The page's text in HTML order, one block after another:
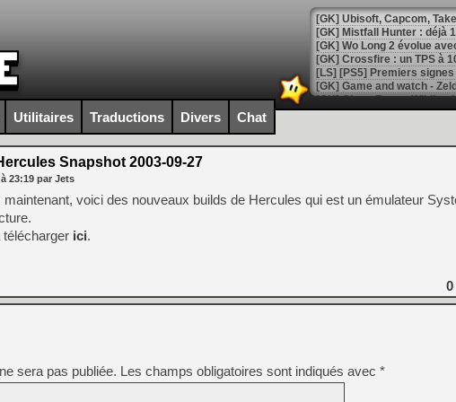
[GK] Mistfall Hunter : déjà
[GK] Wo Long 2 évolue
[GK] Crossfire : un TPS à
[LS] [PS5] Premiers
[Mo5] DOOM arrive en
[GK] Bethesda fête les 30
[GK] Roblox : l'action en
[GK] Agenda - GeForce
[LS] [PS5] ps5-y2jb-
[GK] Pourquoi Marvel
[GK] Test : Restory : Chill
[GK] GTA 6 : Rockstar
[GK] Hot Wheels Infinite
[GK] Mémoire cash -
[GK] Résultats Nintendo :
Utilitaires Traductions Divers Chat
Snapshot 2003-09-27
à 23:19 par Jets
voici des nouveaux builds de Hercules qui est un émulateur
ici.
0
sera pas publiée. Les champs obligatoires sont indiqués avec *